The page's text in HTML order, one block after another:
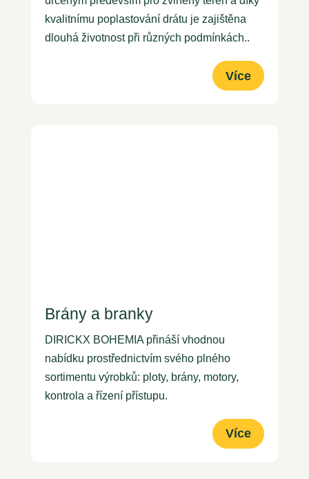
kvalitnímu poplastování drátu je zajištěna
dlouhá životnost při různých podmínkách..
Více
Brány a branky
DIRICKX BOHEMIA přináší vhodnou
nabídku prostřednictvím svého plného
sortimentu výrobků: ploty, brány, motory,
kontrola a řízení přístupu.
Více